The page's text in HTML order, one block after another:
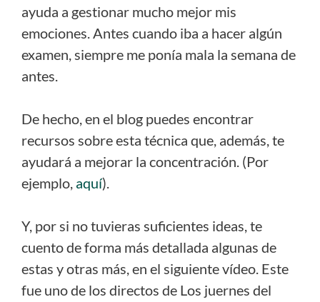
ayuda a gestionar mucho mejor mis
emociones. Antes cuando iba a hacer algún
examen, siempre me ponía mala la semana de
antes.
De hecho, en el blog puedes encontrar
recursos sobre esta técnica que, además, te
ayudará a mejorar la concentración. (Por
ejemplo, aquí).
Y, por si no tuvieras suficientes ideas, te
cuento de forma más detallada algunas de
estas y otras más, en el siguiente vídeo. Este
fue uno de los directos de Los juernes del